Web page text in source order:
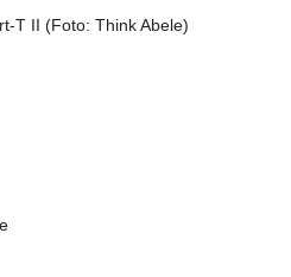
T II (Foto: Think Abele)